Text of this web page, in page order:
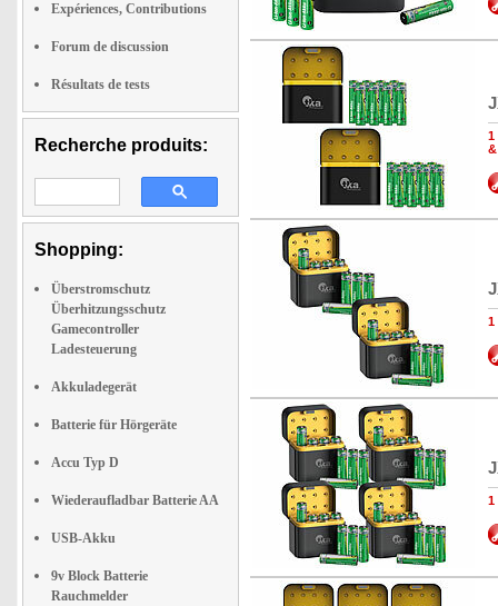
Expériences, Contributions
Forum de discussion
Résultats de tests
Recherche produits:
Shopping:
Überstromschutz
Überhitzungsschutz
Gamecontroller
Ladesteuerung
Akkuladegerät
Batterie für Hörgeräte
Accu Typ D
Wiederaufladbar Batterie AA
USB-Akku
9v Block Batterie
Rauchmelder
1
1
1